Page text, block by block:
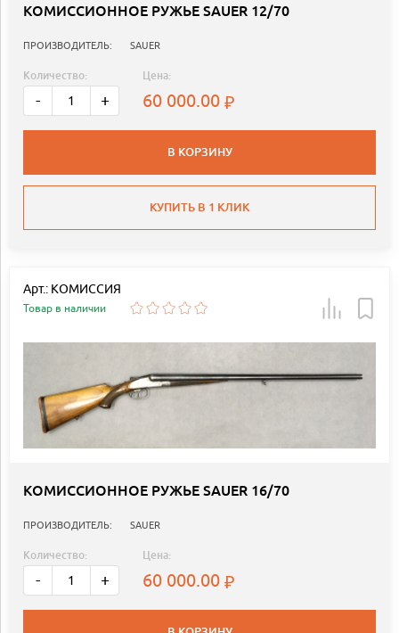
КОМИССИОННОЕ РУЖЬЕ SAUER 12/70
ПРОИЗВОДИТЕЛЬ: SAUER
Количество:
- +
Цена:
60 000.00
В КОРЗИНУ
КУПИТЬ В 1 КЛИК
Арт.: КОМИССИЯ
Товар в наличии
КОМИССИОННОЕ РУЖЬЕ SAUER 16/70
ПРОИЗВОДИТЕЛЬ: SAUER
Количество:
- +
Цена:
60 000.00